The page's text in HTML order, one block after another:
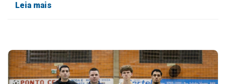
Leia mais